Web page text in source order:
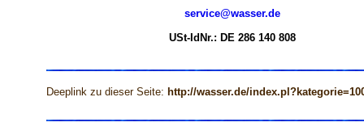
service@wasser.de
USt-IdNr.: DE 286 140 808
Deeplink zu dieser Seite: http://wasser.de/